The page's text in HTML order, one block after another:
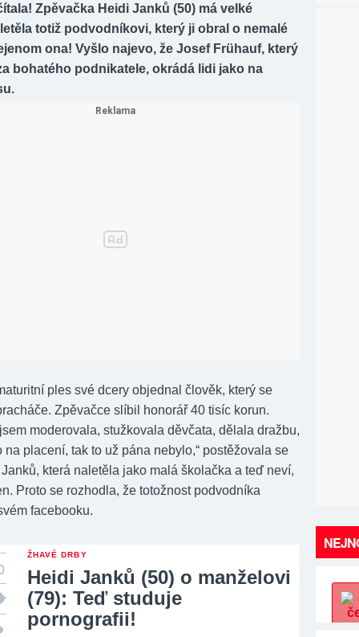
Zpěvačka Heidi Janků (50) má velké
totiž podvodníkovi, který ji obral o nemalé
ona! Vyšlo najevo, že Josef Frühauf, který
bohatého podnikatele, okrádá lidi jako na
ples své dcery objednal člověk, který se
Zpěvačce slíbil honorář 40 tisíc korun.
moderovala, stužkovala děvčata, dělala dražbu,
na placení, tak to už pána nebylo,“ postěžovala se
která naletěla jako malá školačka a teď neví,
Proto se rozhodla, že totožnost podvodníka
facebooku.
ŽHAVÉ DRBY
Heidi Janků (50) o manželovi
(79): Teď studuje
pornografii!